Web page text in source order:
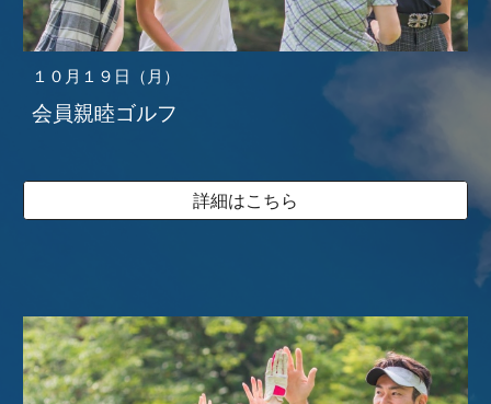
１０ 月 １９ 日（ 月 ）
会員親睦ゴルフ
詳細はこちら